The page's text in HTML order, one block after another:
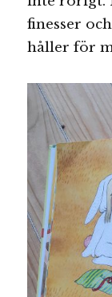
finesser
håller för